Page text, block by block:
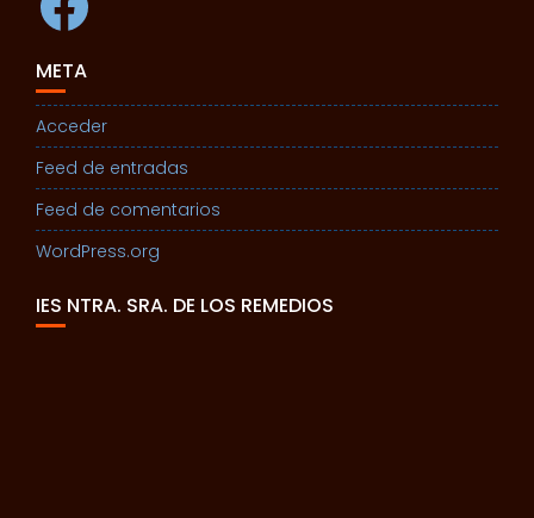
META
Acceder
Feed de entradas
Feed de comentarios
WordPress.org
IES NTRA. SRA. DE LOS REMEDIOS